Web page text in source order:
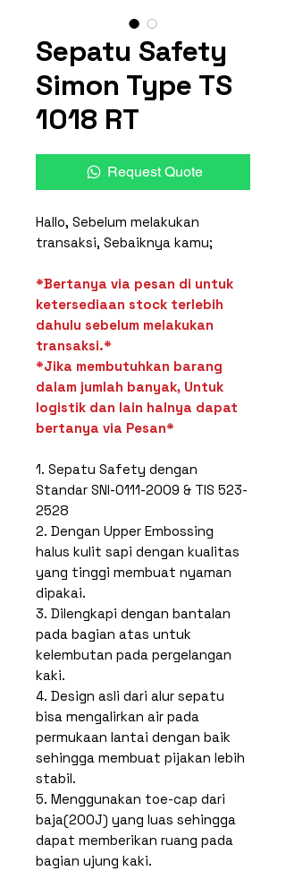
Sepatu Safety
Simon Type TS
1018 RT
Request Quote
Hallo, Sebelum melakukan
transaksi, Sebaiknya kamu;
*Bertanya via pesan di untuk
ketersediaan stock terlebih
dahulu sebelum melakukan
transaksi.*
*Jika membutuhkan barang
dalam jumlah banyak, Untuk
logistik dan lain halnya dapat
bertanya via Pesan*
1. Sepatu Safety dengan
Standar SNI-0111-2009 & TIS 523-
2528
2. Dengan Upper Embossing
halus kulit sapi dengan kualitas
yang tinggi membuat nyaman
dipakai.
3. Dilengkapi dengan bantalan
pada bagian atas untuk
kelembutan pada pergelangan
kaki.
4. Design asli dari alur sepatu
bisa mengalirkan air pada
permukaan lantai dengan baik
sehingga membuat pijakan lebih
stabil.
5. Menggunakan toe-cap dari
baja(200J) yang luas sehingga
dapat memberikan ruang pada
bagian ujung kaki.